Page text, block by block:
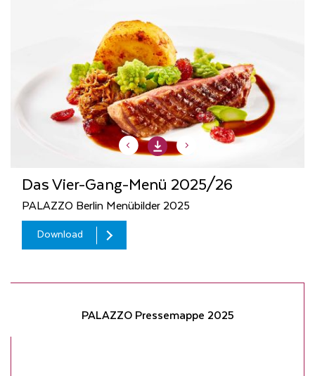
Das Vier-Gang-Menü 2025/26
PALAZZO Berlin Menübilder 2025
Download
Download
Download
Download
PALAZZO Pressemappe 2025